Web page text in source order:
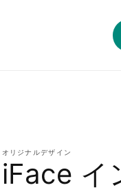
オリジナルデザイン
iFace イ